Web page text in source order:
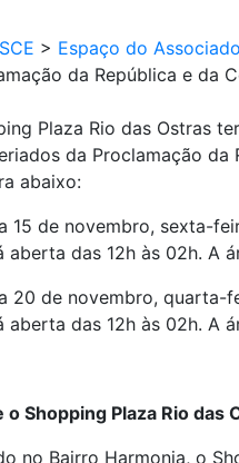
> Espaço do Associado
da República e da
Plaza Rio das Ostras
da Proclamação da
abaixo:
15 de novembro, sexta-
aberta das 12h às 02h. A
20 de novembro, quarta-
aberta das 12h às 02h. A
o Shopping Plaza Rio das
no Bairro Harmonia, o